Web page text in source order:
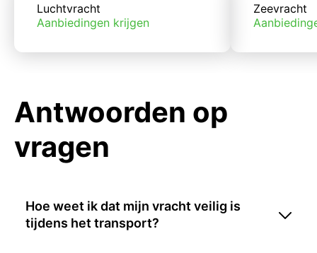
Luchtvracht
Aanbiedingen krijgen
Zeevracht
Antwoorden op
vragen
Hoe weet ik dat mijn vracht veilig is
tijdens het transport?